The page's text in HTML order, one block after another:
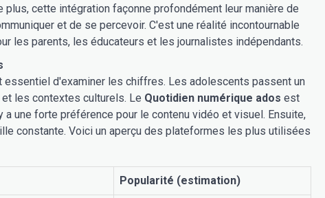
plus, cette intégration façonne profondément leur manière de
et de se percevoir. C'est une réalité incontournable
les parents, les éducateurs et les journalistes indépendants.
essentiel d'examiner les chiffres. Les adolescents passent un
les contextes culturels. Le Quotidien numérique ados est
une forte préférence pour le contenu vidéo et visuel. Ensuite,
constante. Voici un aperçu des plateformes les plus utilisées
Popularité (estimation)